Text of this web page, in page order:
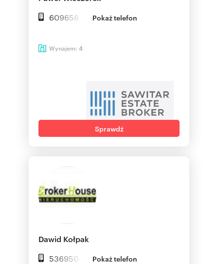
609658 Pokaż telefon
Wynajem: 4
Sprawdź
Dawid Kołpak
536950 Pokaż telefon